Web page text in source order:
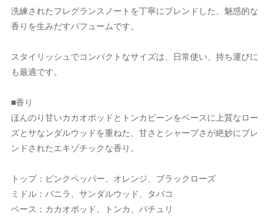
洗練されたフレグランスノートを丁寧にブレンドした、魅惑的な
香りを生みだすパフュームです。
スタイリッシュでコンパクトなサイズは、日常使い、持ち運びに
も最適です。
■香り
ほんのり甘いカカオポッドとトンカビーンをベースに上質なロー
ズとサなンダルウッドを重ねた、甘さとシャープさが絶妙にブレ
ンドされたエキゾチックな香り。
トップ：ピンクペッパー、オレンジ、ブラックローズ
ミドル：バニラ、サンダルウッド、タバコ
ベース：カカオポッド、トンカ、パチュリ